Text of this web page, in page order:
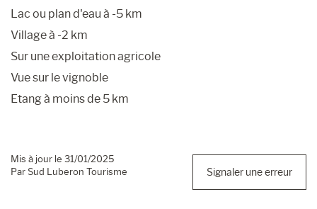
Lac ou plan d'eau à -5 km
Village à -2 km
Sur une exploitation agricole
Vue sur le vignoble
Etang à moins de 5 km
Mis à jour le 31/01/2025
Par Sud Luberon Tourisme
Signaler une erreur